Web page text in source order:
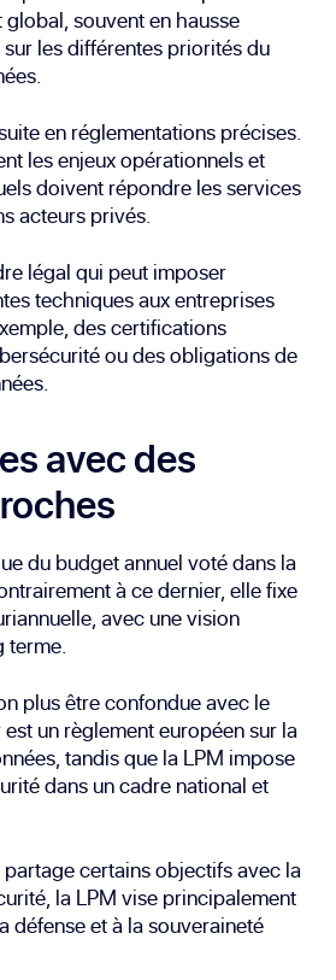
souvent en hausse
les différentes priorités du
en réglementations précises.
les enjeux opérationnels et
doivent répondre les services
acteurs privés.
légal qui peut imposer
techniques aux entreprises
des certifications
ou des obligations de
avec des
du budget annuel voté dans la
à ce dernier, elle fixe
avec une vision
terme.
plus être confondue avec le
est un règlement européen sur la
tandis que la LPM impose
dans un cadre national et
partage certains objectifs avec la
la LPM vise principalement
défense et à la souveraineté